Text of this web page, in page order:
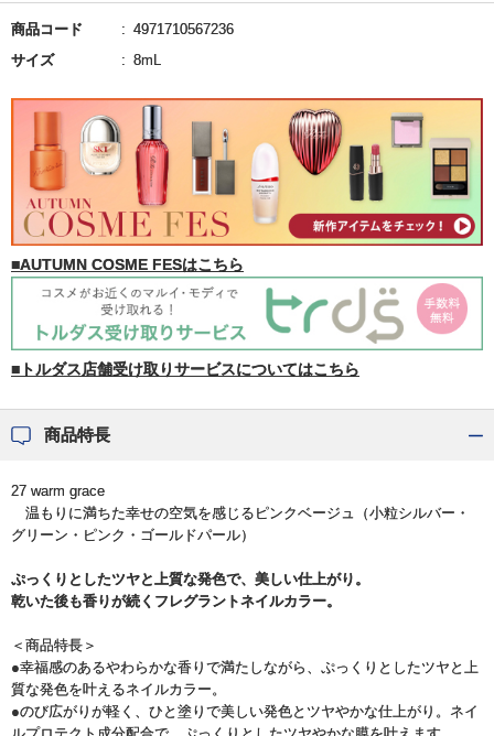
商品コード
4971710567236
サイズ
8mL
■AUTUMN COSME FESはこちら
■トルダス店舗受け取りサービスについてはこちら
商品特長
27 warm grace
温もりに満ちた幸せの空気を感じるピンクベージュ（小粒シルバー・
グリーン・ピンク・ゴールドパール）
ぷっくりとしたツヤと上質な発色で、美しい仕上がり。
乾いた後も香りが続くフレグラントネイルカラー。
＜商品特長＞
●幸福感のあるやわらかな香りで満たしながら、ぷっくりとしたツヤと上
質な発色を叶えるネイルカラー。
●のび広がりが軽く、ひと塗りで美しい発色とツヤやかな仕上がり。ネイ